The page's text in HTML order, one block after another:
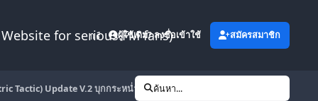
for serious FM fans)
เพิ่มเติม ผู้ใช้เดิม? ลงชื่อเข้าใช้ สมัครสมาชิก
Tactic) Update V.2 บุกกระหน่ำ ยิงกระจาย ฤดูกาลแรกพา ManUTD เป็น
ค้นหา...